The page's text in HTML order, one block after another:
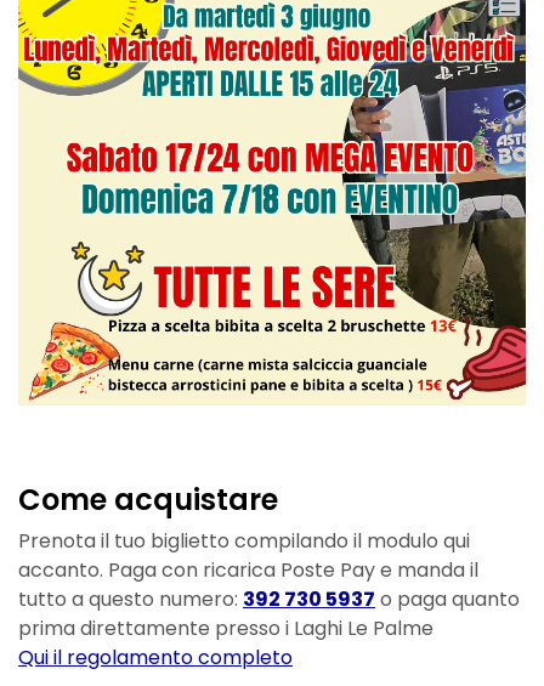
Come acquistare
Prenota il tuo biglietto compilando il modulo qui
accanto. Paga con ricarica Poste Pay e manda il
tutto a questo numero: 392 730 5937 o paga quanto
prima direttamente presso i Laghi Le Palme
Qui il regolamento completo